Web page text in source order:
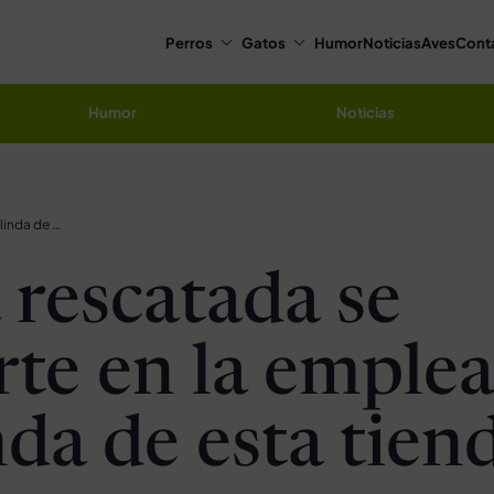
Perros Gatos HumorNoticiasAves
Humor Noticias
Perrita rescatada se convierte en la empleada más linda de esta tienda
se
en la
de esta